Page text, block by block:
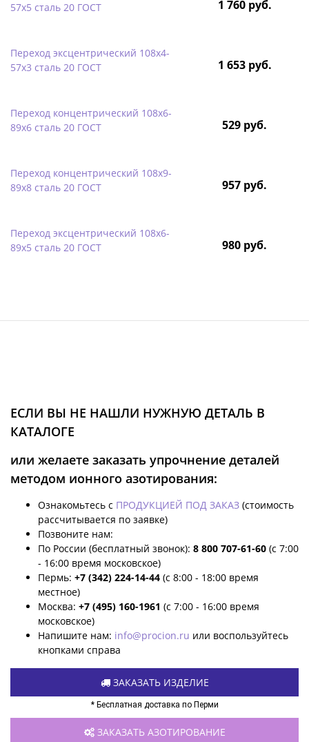
57х5 сталь 20 ГОСТ 1 760 руб.
Переход эксцентрический 108х4-
57х3 сталь 20 ГОСТ
1 653 руб.
Переход концентрический 108х6-
89х6 сталь 20 ГОСТ
529 руб.
Переход концентрический 108х9-
89х8 сталь 20 ГОСТ
957 руб.
Переход эксцентрический 108х6-
89х5 сталь 20 ГОСТ
980 руб.
ЕСЛИ ВЫ НЕ НАШЛИ НУЖНУЮ ДЕТАЛЬ В
КАТАЛОГЕ
или желаете заказать упрочнение деталей
методом ионного азотирования:
Ознакомьтесь с ПРОДУКЦИЕЙ ПОД ЗАКАЗ (стоимость
рассчитывается по заявке)
Позвоните нам:
По России (бесплатный звонок): 8 800 707-61-60 (с 7:00
- 16:00 время московское)
Пермь: +7 (342) 224-14-44 (с 8:00 - 18:00 время
местное)
Москва: +7 (495) 160-1961 (с 7:00 - 16:00 время
московское)
Напишите нам: info@procion.ru или воспользуйтесь
кнопками справа
ЗАКАЗАТЬ ИЗДЕЛИЕ
* Бесплатная доставка по Перми
ЗАКАЗАТЬ АЗОТИРОВАНИЕ